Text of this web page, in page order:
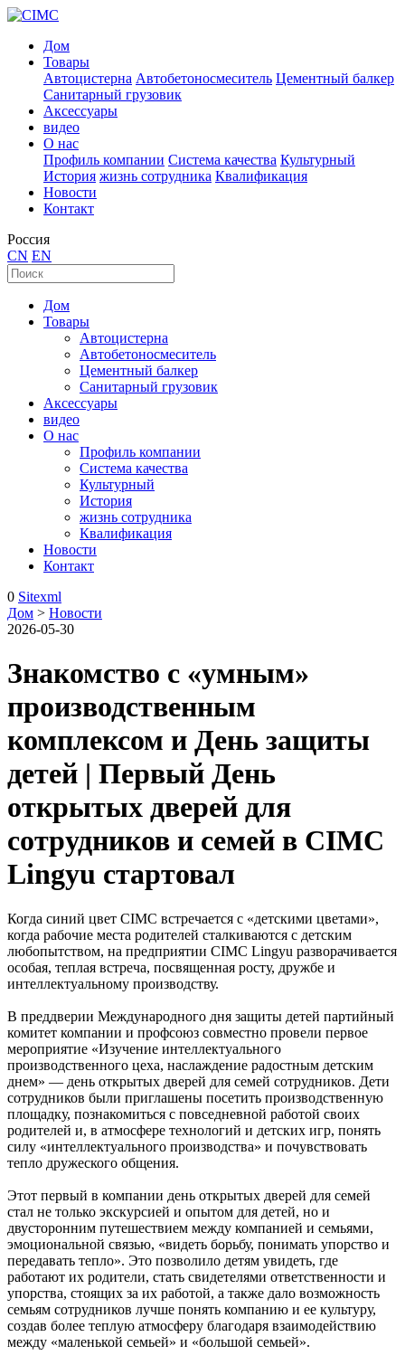
Дом
Товары
Автоцистерна Автобетоносмеситель Цементный балкер
Санитарный грузовик
Аксессуары
видео
О нас
Профиль компании Система качества Культурный
История жизнь сотрудника Квалификация
Новости
Контакт
Россия
CN EN
Дом
Товары
Автоцистерна
Автобетоносмеситель
Цементный балкер
Санитарный грузовик
Аксессуары
видео
О нас
Профиль компании
Система качества
Культурный
История
жизнь сотрудника
Квалификация
Новости
Контакт
0 Sitexml
Дом > Новости
2026-05-30
Знакомство с «умным»
производственным
комплексом и День защиты
детей | Первый День
открытых дверей для
сотрудников и семей в CIMC
Lingyu стартовал
Когда синий цвет CIMC встречается с «детскими цветами»,
когда рабочие места родителей сталкиваются с детским
любопытством, на предприятии CIMC Lingyu разворачивается
особая, теплая встреча, посвященная росту, дружбе и
интеллектуальному производству.
В преддверии Международного дня защиты детей партийный
комитет компании и профсоюз совместно провели первое
мероприятие «Изучение интеллектуального
производственного цеха, наслаждение радостным детским
днем» — день открытых дверей для семей сотрудников. Дети
сотрудников были приглашены посетить производственную
площадку, познакомиться с повседневной работой своих
родителей и, в атмосфере технологий и детских игр, понять
силу «интеллектуального производства» и почувствовать
тепло дружеского общения.
Этот первый в компании день открытых дверей для семей
стал не только экскурсией и опытом для детей, но и
двусторонним путешествием между компанией и семьями,
эмоциональной связью, «видеть борьбу, понимать упорство и
передавать тепло». Это позволило детям увидеть, где
работают их родители, стать свидетелями ответственности и
упорства, стоящих за их работой, а также дало возможность
семьям сотрудников лучше понять компанию и ее культуру,
создав более теплую атмосферу благодаря взаимодействию
между «маленькой семьей» и «большой семьей».